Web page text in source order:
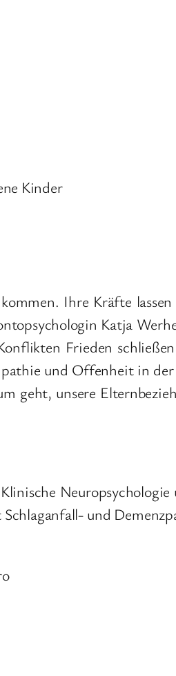
Kinder
Ihre Kräfte
Katja
Frieden
und Offenheit in
geht, unsere
und